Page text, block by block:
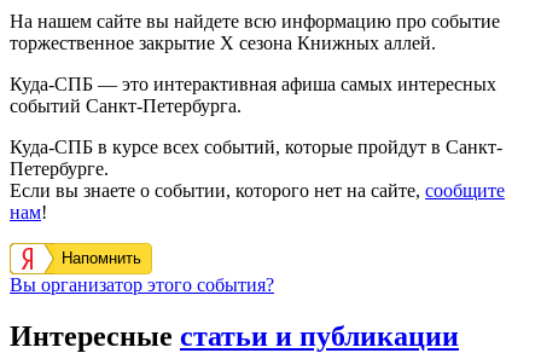
На нашем сайте вы найдете всю информацию про событие
торжественное закрытие Х сезона Книжных аллей.
Куда-СПБ — это интерактивная афиша самых интересных
событий Санкт-Петербурга.
Куда-СПБ в курсе всех событий, которые пройдут в Санкт-
Петербурге.
Если вы знаете о событии, которого нет на сайте, сообщите
нам!
Напомнить
Вы организатор этого события?
Интересные статьи и публикации